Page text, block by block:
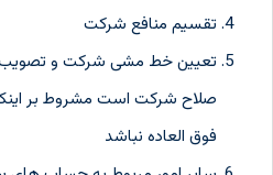
تقسیم منافع شرکت
تعیین خط مشی شرکت و تصویب
صلاح شرکت است مشروط بر
فوق العاده نباشد